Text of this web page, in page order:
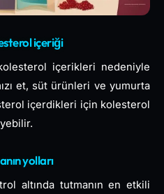
içeriği
içerikleri nedeniyle
et, süt ürünleri ve yumurta
içerdikleri için kolesterol
yolları
altında tutmanın en etkili